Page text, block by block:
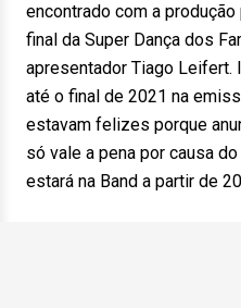
encontrado com a
final da Super Dança dos
apresentador Tiago Leifert.
até o final de 2021 na
estavam felizes porque
só vale a pena por causa
estará na Band a partir de